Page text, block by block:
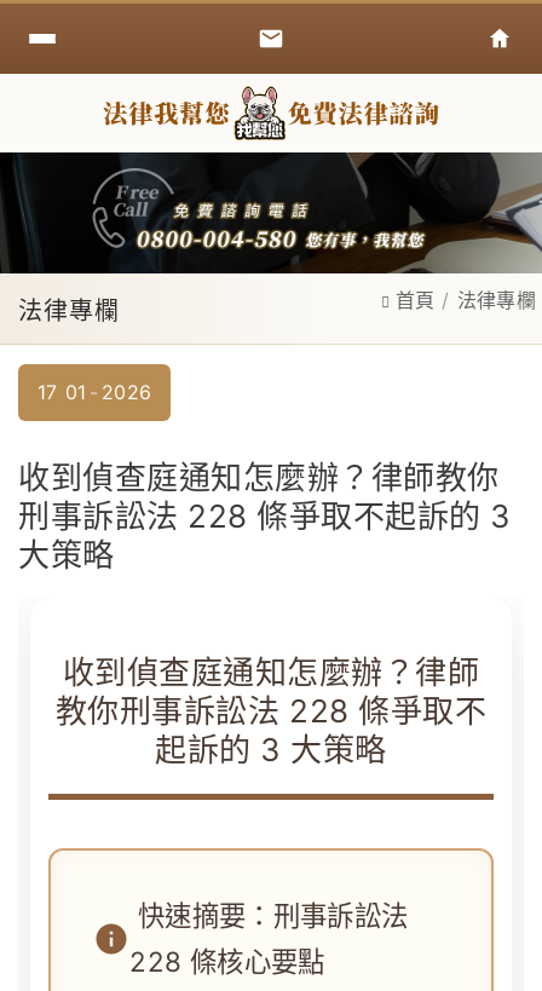
法律專欄 首頁 法律專欄
17 01 2026
收到偵查庭通知怎麼辦？律師教你
刑事訴訟法 228 條爭取不起訴的 3
大策略
收到偵查庭通知怎麼辦？律師
教你刑事訴訟法 228 條爭取不
起訴的 3 大策略
快速摘要：刑事訴訟法
228 條核心要點